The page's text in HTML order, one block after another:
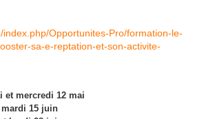
index.php/Opportunites-Pro/formation-le-
sa-e-reptation-et-son-activite-
et mercredi 12 mai
15 juin